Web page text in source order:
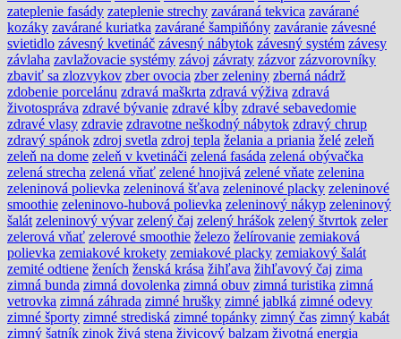
zateplenie fasády zateplenie strechy zaváraná tekvica zavárané
kozáky zavárané kuriatka zavárané šampiňóny zaváranie závesné
svietidlo závesný kvetináč závesný nábytok závesný systém závesy
závlaha zavlažovacie systémy závoj závraty zázvor zázvorovníky
zbaviť sa zlozvykov zber ovocia zber zeleniny zberná nádrž
zdobenie porcelánu zdravá maškrta zdravá výživa zdravá
životospráva zdravé bývanie zdravé kĺby zdravé sebavedomie
zdravé vlasy zdravie zdravotne neškodný nábytok zdravý chrup
zdravý spánok zdroj svetla zdroj tepla želania a priania želé zeleň
zeleň na dome zeleň v kvetináči zelená fasáda zelená obývačka
zelená strecha zelená vňať zelené hnojivá zelené vňate zelenina
zeleninová polievka zeleninová šťava zeleninové placky zeleninové
smoothie zeleninovo-hubová polievka zeleninový nákyp zeleninový
šalát zeleninový vývar zelený čaj zelený hrášok zelený štvrtok zeler
zelerová vňať zelerové smoothie železo želírovanie zemiaková
polievka zemiakové krokety zemiakové placky zemiakový šalát
zemité odtiene ženích ženská krása žihľava žihľavový čaj zima
zimná bunda zimná dovolenka zimná obuv zimná turistika zimná
vetrovka zimná záhrada zimné hrušky zimné jablká zimné odevy
zimné športy zimné strediská zimné topánky zimný čas zimný kabát
zimný šatník zinok živá stena živicový balzam životná energia